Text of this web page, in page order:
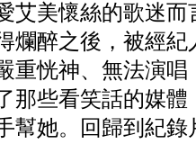
艾美懷絲的歌迷
爛醉之後，被經
重恍神、無法演
那些看笑話的媒
幫她。回歸到紀